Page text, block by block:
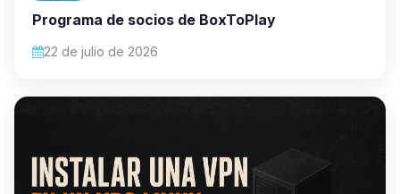
Programa de socios de BoxToPlay
22 de julio de 2026